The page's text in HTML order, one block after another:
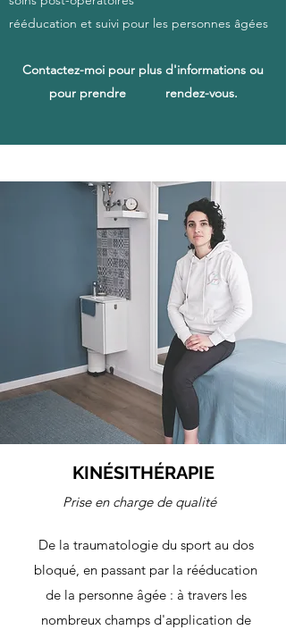
rééducation et suivi pour les personnes âgées
Contactez-moi pour plus d'informations ou
pour prendre rendez-vous.
KINÉSITHÉRAPIE
Prise en charge de qualité
De la traumatologie du sport au dos
bloqué, en passant par la rééducation
de la personne âgée : à travers les
nombreux champs d'application de